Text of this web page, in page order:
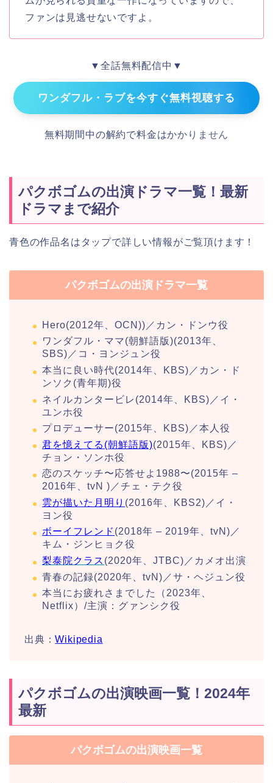
ファンは見逃せないですよ。
▼全話無料配信中▼
ワンダフル・ラブを今すぐ無料視聴する
無料期間中の解約で料金はかかりません
パクボゴムの出演ドラマ一覧！最新
ドラマまで紹介
青色の作品名はタップで詳しい情報がご覧頂けます！
パクボゴムの出演ドラマ一覧
Hero(2012年、OCN))／カン・ドンウ役
ワンダフル・ママ(朝鮮語版)(2013年、
SBS)／コ・ヨンジュン役
本当に良い時代(2014年、KBS)／カン・ド
ンソク(青年期)役
ネイルカンタービレ(2014年、KBS)／イ・
ユンホ役
プロデューサー(2015年、KBS)／本人役
君を憶えてる(朝鮮語版)(2015年、KBS)／
チョン・ソンホ役
恋のスケッチ〜応答せよ1988〜(2015年 –
2016年、tvN )／チェ・テク役
雲が描いた月明り (2016年、KBS2)／イ・
ヨン役
ボーイフレンド (2018年 – 2019年、tvN)／
キム・ジンヒョク役
梨泰院クラス (2020年、JTBC)／カメオ出演
青春の記録(2020年、tvN)／サ・ヘジュン役
本当にお疲れさまでした（2023年、
Netflix）/主演：グァンシク役
出典：Wikipedia
パクボゴムの出演映画一覧！2024年
最新
パクボゴムの出演映画一覧